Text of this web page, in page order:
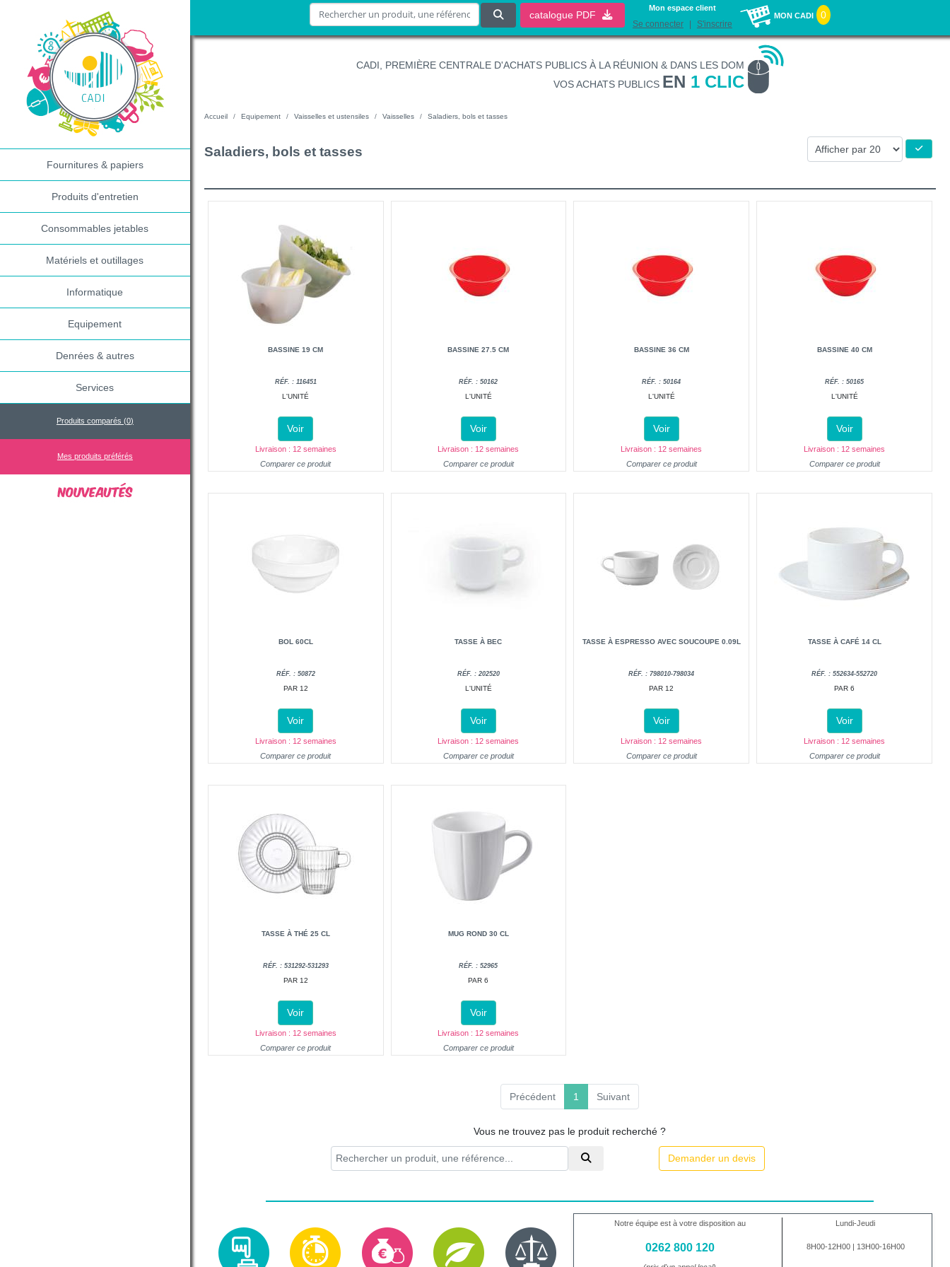
Fournitures & papiers
Produits d'entretien
Consommables jetables
Matériels et outillages
Informatique
Equipement
Denrées & autres
Services
Produits comparés (0)
Mes produits préférés
catalogue PDF
Mon espace client
Se connecter S'inscrire
MON CADI 0
CADI, PREMIÈRE CENTRALE D'ACHATS PUBLICS À LA RÉUNION & DANS LES DOM
VOS ACHATS PUBLICS EN 1 CLIC
Accueil Equipement Vaisselles et ustensiles Vaisselles Saladiers, bols et tasses
Saladiers, bols et tasses
BASSINE 19 CM
RÉF. : 116451
L'UNITÉ
Voir
Livraison : 12 semaines
Comparer ce produit
BASSINE 27.5 CM
RÉF. : 50162
L'UNITÉ
Voir
Livraison : 12 semaines
Comparer ce produit
BASSINE 36 CM
RÉF. : 50164
L'UNITÉ
Voir
Livraison : 12 semaines
Comparer ce produit
BASSINE 40 CM
RÉF. : 50165
L'UNITÉ
Voir
Livraison : 12 semaines
Comparer ce produit
BOL 60CL
RÉF. : 50872
PAR 12
Voir
Livraison : 12 semaines
Comparer ce produit
TASSE À BEC
RÉF. : 202520
L'UNITÉ
Voir
Livraison : 12 semaines
Comparer ce produit
TASSE À ESPRESSO AVEC SOUCOUPE 0.09L
RÉF. : 798010-798034
PAR 12
Voir
Livraison : 12 semaines
Comparer ce produit
TASSE À CAFÉ 14 CL
RÉF. : 552634-552720
PAR 6
Voir
Livraison : 12 semaines
Comparer ce produit
TASSE À THÉ 25 CL
RÉF. : 531292-531293
PAR 12
Voir
Livraison : 12 semaines
Comparer ce produit
MUG ROND 30 CL
RÉF. : 52965
PAR 6
Voir
Livraison : 12 semaines
Comparer ce produit
Précédent 1 (current)
Suivant
Vous ne trouvez pas le produit recherché ?
Demander un devis
Notre équipe est à votre disposition au
0262 800 120
Lundi-Jeudi
8H00-12H00 | 13H00-16H00